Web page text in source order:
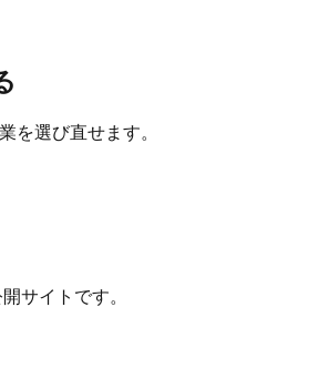
を選び直せます。
サイトです。